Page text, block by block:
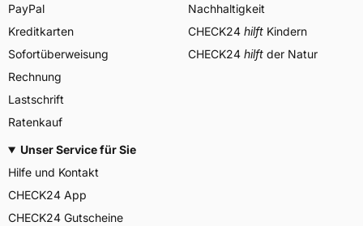
PayPal
Kreditkarten
Sofortüberweisung
Rechnung
Lastschrift
Ratenkauf
Nachhaltigkeit
CHECK24 hilft Kindern
CHECK24 hilft der Natur
Unser Service für Sie
Hilfe und Kontakt
CHECK24 App
CHECK24 Gutscheine